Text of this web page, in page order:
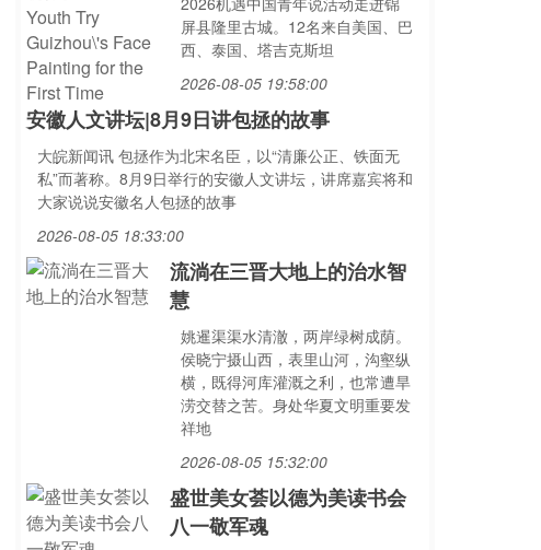
屏县隆里古城。12名来自美国、巴
西、泰国、塔吉克斯坦
2026-08-05 19:58:00
安徽人文讲坛|8月9日讲包拯的故事
大皖新闻讯 包拯作为北宋名臣，以“清廉公正、铁面无
私”而著称。8月9日举行的安徽人文讲坛，讲席嘉宾将和
大家说说安徽名人包拯的故事
2026-08-05 18:33:00
流淌在三晋大地上的治水智
慧
姚暹渠渠水清澈，两岸绿树成荫。
侯晓宁摄山西，表里山河，沟壑纵
横，既得河库灌溉之利，也常遭旱
涝交替之苦。身处华夏文明重要发
祥地
2026-08-05 15:32:00
盛世美女荟以德为美读书会
八一敬军魂